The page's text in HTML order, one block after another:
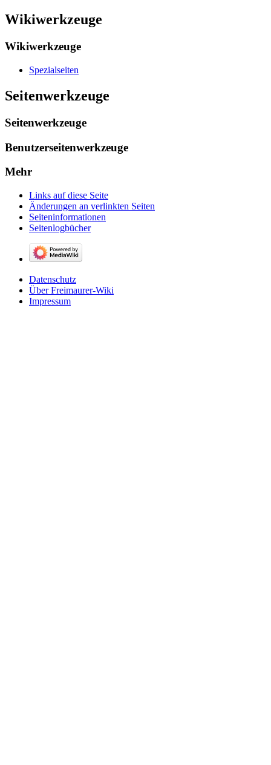
Wikiwerkzeuge
Wikiwerkzeuge
Spezialseiten
Seitenwerkzeuge
Seitenwerkzeuge
Benutzerseitenwerkzeuge
Mehr
Links auf diese Seite
Änderungen an verlinkten Seiten
Seiten­­informationen
Seitenlogbücher
Datenschutz
Über Freimaurer-Wiki
Impressum